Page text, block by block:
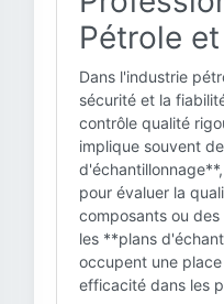
Pétrole
Dans l'industrie
sécurité et la
contrôle qualité
implique souvent
pour évaluer la
composants ou
les **plans
occupent une
efficacité dans les